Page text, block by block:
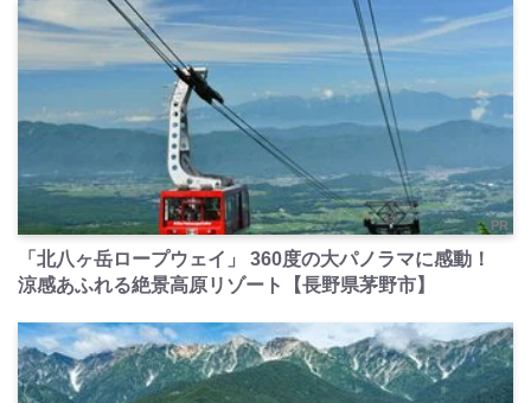
PR
「北八ヶ岳ロープウェイ」 360度の大パノラマに感動！
涼感あふれる絶景高原リゾート【長野県茅野市】